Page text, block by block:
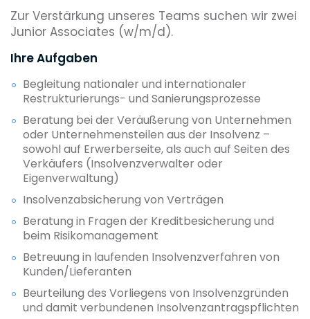
Zur Verstärkung unseres Teams suchen wir zwei
Junior Associates (w/m/d).
Ihre Aufgaben
Begleitung nationaler und internationaler
Restrukturierungs- und Sanierungsprozesse
Beratung bei der Veräußerung von Unternehmen
oder Unternehmensteilen aus der Insolvenz –
sowohl auf Erwerberseite, als auch auf Seiten des
Verkäufers (Insolvenzverwalter oder
Eigenverwaltung)
Insolvenzabsicherung von Verträgen
Beratung in Fragen der Kreditbesicherung und
beim Risikomanagement
Betreuung in laufenden Insolvenzverfahren von
Kunden/Lieferanten
Beurteilung des Vorliegens von Insolvenzgründen
und damit verbundenen Insolvenzantragspflichten